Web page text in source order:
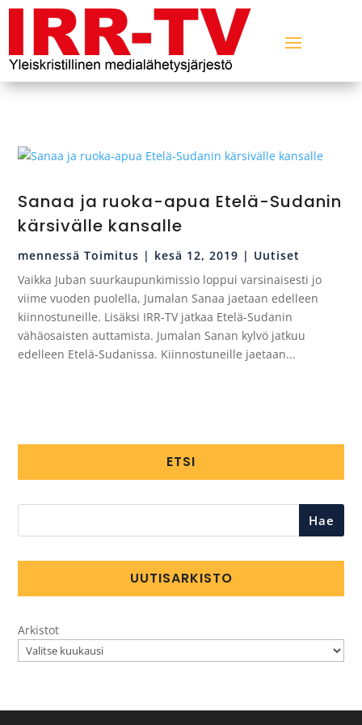
Sanaa ja ruoka-apua Etelä-Sudanin
kärsivälle kansalle
mennessäToimitus | kesä 12, 2019 | Uutiset
Vaikka Juban suurkaupunkimissio loppui varsinaisesti jo
viime vuoden puolella, Jumalan Sanaa jaetaan edelleen
kiinnostuneille. Lisäksi IRR-TV jatkaa Etelä-Sudanin
vähäosaisten auttamista. Jumalan Sanan kylvö jatkuu
edelleen Etelä-Sudanissa. Kiinnostuneille jaetaan...
ETSI
Hae
UUTISARKISTO
Arkistot